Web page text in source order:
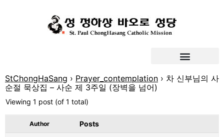
StChongHaSang › Prayer_contemplation › 차 신부님의 사
순절 묵상집 – 사순 제 3주일 (장벽을 넘어)
Viewing 1 post (of 1 total)
Author Posts